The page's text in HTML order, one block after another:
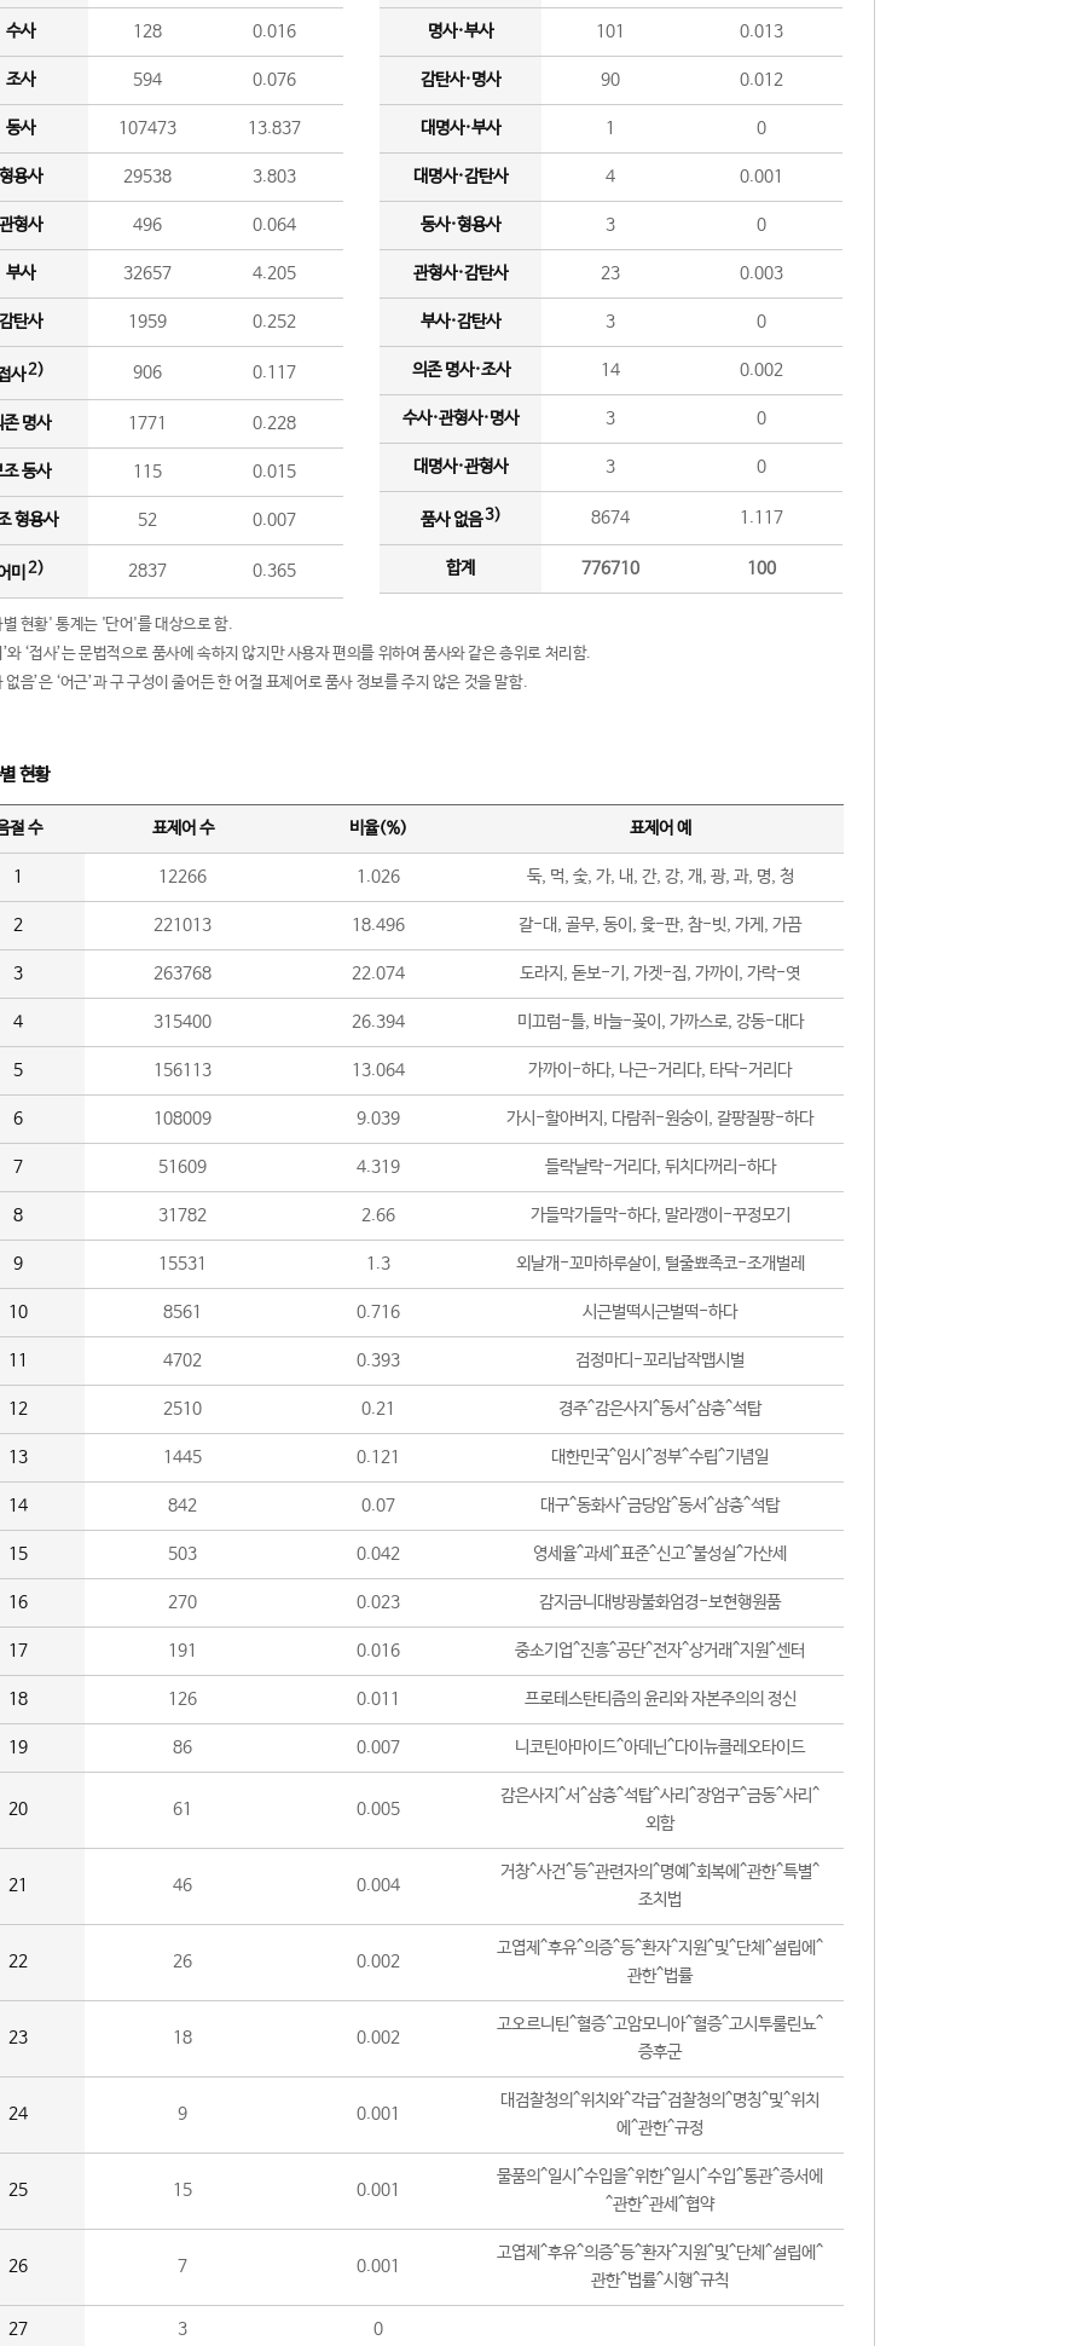
수사 128 0.016
조사 594 0.076
동사 107473 13.837
용사 29538 3.803
형사 496 0.064
부사 32657 4.205
탄사 1959 0.252
사2) 906 0.117
존 명사 1771 0.228
조 동사 115 0.015
형용사 52 0.007
미 2) 2837 0.365
명사·부사 101 0.013
감탄사·명사 90 0.012
대명사·부사 1 0
대명사·감탄사 4 0.001
동사·형용사 3 0
관형사·감탄사 23 0.003
부사·감탄사 3 0
의존 명사·조사 14 0.002
수사·관형사·명사 3 0
대명사·관형사 3 0
품사 없음3) 8674 1.117
합계 776710 100
현황' 통계는 '단어'를 대상으로 함.
와 ‘접사’는 문법적으로 품사에 속하지 않지만 사용자 편의를 위하여 품사와 같은 층위로 처리함.
없음’은 ‘어근’과 구 구성이 줄어든 한 어절 표제어로 품사 정보를 주지 않은 것을 말함.
현황
절 수 표제어 수 비율(%) 표제어 예
1 12266 1.026 둑, 먹, 숯, 가, 내, 간, 강, 개, 광, 과, 명, 청
2 221013 18.496 갈-대, 골무, 동이, 윷-판, 참-빗, 가게, 가끔
3 263768 22.074 도라지, 돋보-기, 가겟-집, 가까이, 가락-엿
4 315400 26.394 미끄럼-틀, 바늘-꽂이, 가까스로, 강동-대다
5 156113 13.064 가까이-하다, 나근-거리다, 타닥-거리다
6 108009 9.039 가시-할아버지, 다람쥐-원숭이, 갈팡질팡-하다
7 51609 4.319 들락날락-거리다, 뒤치다꺼리-하다
8 31782 2.66 가들막가들막-하다, 말라깽이-꾸정모기
9 15531 1.3 외날개-꼬마하루살이, 털줄뾰족코-조개벌레
10 8561 0.716 시근벌떡시근벌떡-하다
11 4702 0.393 검정마디-꼬리납작맵시벌
12 2510 0.21 경주^감은사지^동서^삼층^석탑
13 1445 0.121 대한민국^임시^정부^수립^기념일
14 842 0.07 대구^동화사^금당암^동서^삼층^석탑
15 503 0.042 영세율^과세^표준^신고^불성실^가산세
16 270 0.023 감지금니대방광불화엄경-보현행원품
17 191 0.016 중소기업^진흥^공단^전자^상거래^지원^센터
18 126 0.011 프로테스탄티즘의 윤리와 자본주의의 정신
19 86 0.007 니코틴아마이드^아데닌^다이뉴클레오타이드
20 61 0.005
감은사지^서^삼층^석탑^사리^장엄구^금동^사리^
외함
21 46 0.004
거창^사건^등^관련자의^명예^회복에^관한^특별^
조치법
22 26 0.002
고엽제^후유^의증^등^환자^지원^및^단체^설립에^
관한^법률
23 18 0.002
고오르니틴^혈증^고암모니아^혈증^고시투룰린뇨^
증후군
24 9 0.001
대검찰청의^위치와^각급^검찰청의^명칭^및^위치
에^관한^규정
25 15 0.001
물품의^일시^수입을^위한^일시^수입^통관^증서에
^관한^관세^협약
26 7 0.001
고엽제^후유^의증^등^환자^지원^및^단체^설립에^
관한^법률^시행^규칙
27 3 0